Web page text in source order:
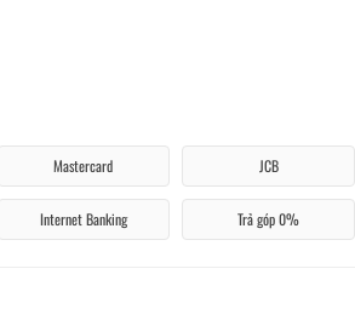
Mastercard JCB
Internet Banking Trả góp 0%